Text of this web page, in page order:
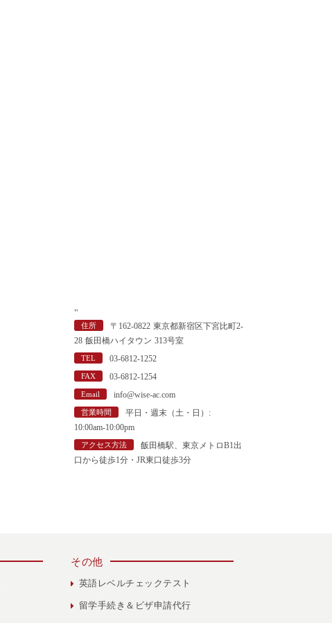
"
住所
〒162-0822 東京都新宿区下宮比町2-
28 飯田橋ハイタウン 313号室
TEL 03-6812-1252
FAX 03-6812-1254
Email info@wise-ac.com
営業時間
平日・週末（土・日）:
10:00am-10:00pm
アクセス方法
飯田橋駅、東京メトロB1出
口から徒歩1分・JR東口徒歩3分
その他
英語レベルチェックテスト
留学手続き＆ビザ申請代行